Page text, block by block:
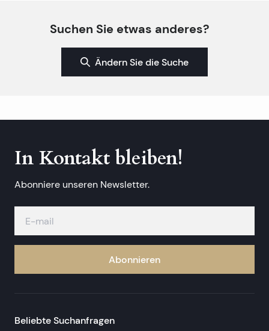
Suchen Sie etwas anderes?
Ändern Sie die Suche
In Kontakt bleiben!
Abonniere unseren Newsletter.
Abonnieren
Beliebte Suchanfragen